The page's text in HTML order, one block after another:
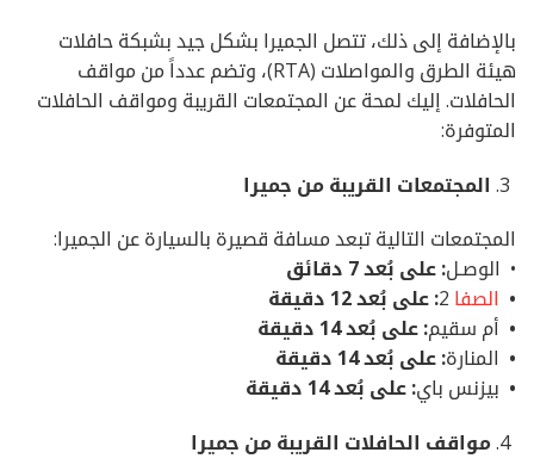
بالإضافة إلى ذلك، تتصل الجميرا بشكل جيد بشبكة حافلات
هيئة الطرق والمواصلات (RTA)، وتضم عدداً من مواقف
الحافلات. إليك لمحة عن المجتمعات القريبة ومواقف الحافلات
المتوفرة:
المجتمعات القريبة من جميرا
المجتمعات التالية تبعد مسافة قصيرة بالسيارة عن الجميرا:
• الوصـل : على بُعد 7 دقائق
• الصفا2 : على بُعد 12 دقيقة
• أم سقيم: على بُعد 14 دقيقة
• المنارة: على بُعد 14 دقيقة
• بيزنس باي: على بُعد 14 دقيقة
مواقف الحافلات القريبة من جميرا